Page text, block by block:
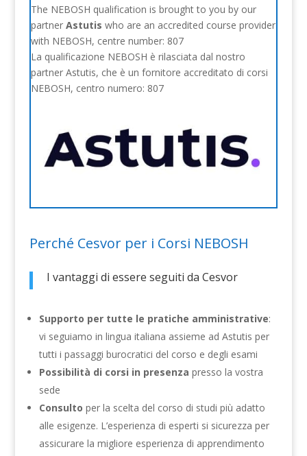
The NEBOSH qualification is brought to you by our
partner Astutis who are an accredited course provider
with NEBOSH, centre number: 807
La qualificazione NEBOSH è rilasciata dal nostro
partner Astutis, che è un fornitore accreditato di corsi
NEBOSH, centro numero: 807
Perché Cesvor per i Corsi NEBOSH
I vantaggi di essere seguiti da Cesvor
Supporto per tutte le pratiche amministrative:
vi seguiamo in lingua italiana assieme ad Astutis per
tutti i passaggi burocratici del corso e degli esami
Possibilità di corsi in presenza presso la vostra
sede
Consulto per la scelta del corso di studi più adatto
alle esigenze. L’esperienza di esperti si sicurezza per
assicurare la migliore esperienza di apprendimento